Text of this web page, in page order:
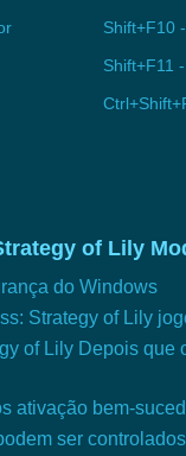
of Lily
do Windows
Strategy of Lily
of Lily Depois que
ativação bem-
ser